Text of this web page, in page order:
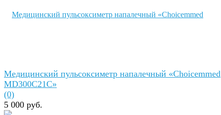
Медицинский пульсоксиметр напалечный «Сhoicemmed
MD300C21C»
(0)
5 000 руб.